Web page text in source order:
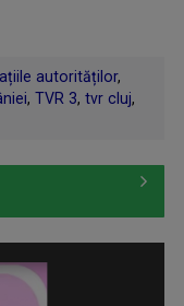
autorităților,
, TVR 3, tvr cluj,